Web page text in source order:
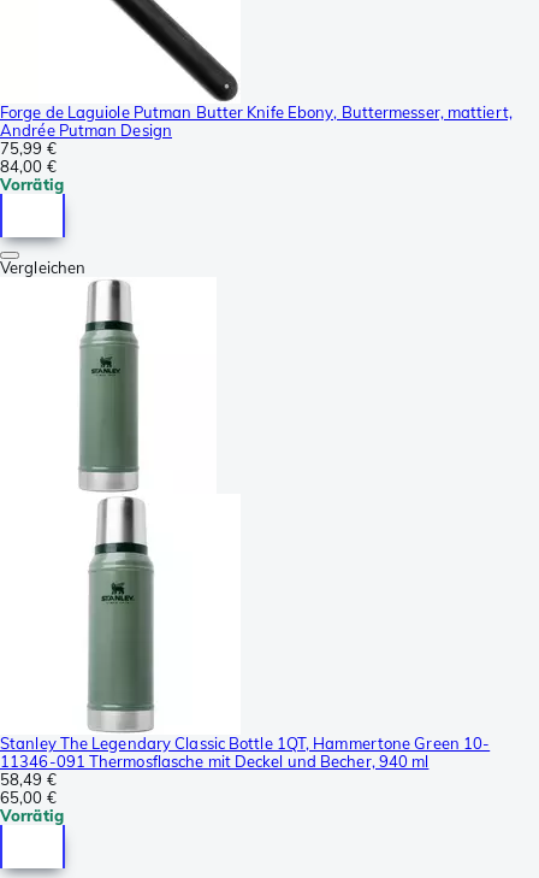
Forge de Laguiole Putman Butter Knife Ebony, Buttermesser, mattiert,
Andrée Putman Design
75,99 €
84,00 €
Vorrätig
Vergleichen
Stanley The Legendary Classic Bottle 1QT, Hammertone Green 10-
11346-091 Thermosflasche mit Deckel und Becher, 940 ml
58,49 €
65,00 €
Vorrätig